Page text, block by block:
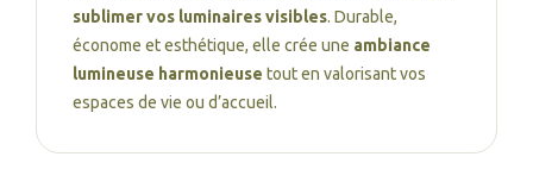
sublimer vos luminaires visibles. Durable,
économe et esthétique, elle crée une ambiance
lumineuse harmonieuse tout en valorisant vos
espaces de vie ou d’accueil.